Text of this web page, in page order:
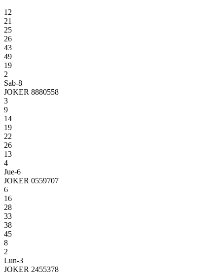
12
21
25
26
43
49
19
2
Sab-8
JOKER 8880558
3
9
14
19
22
26
13
4
Jue-6
JOKER 0559707
6
16
28
33
38
45
8
2
Lun-3
JOKER 2455378